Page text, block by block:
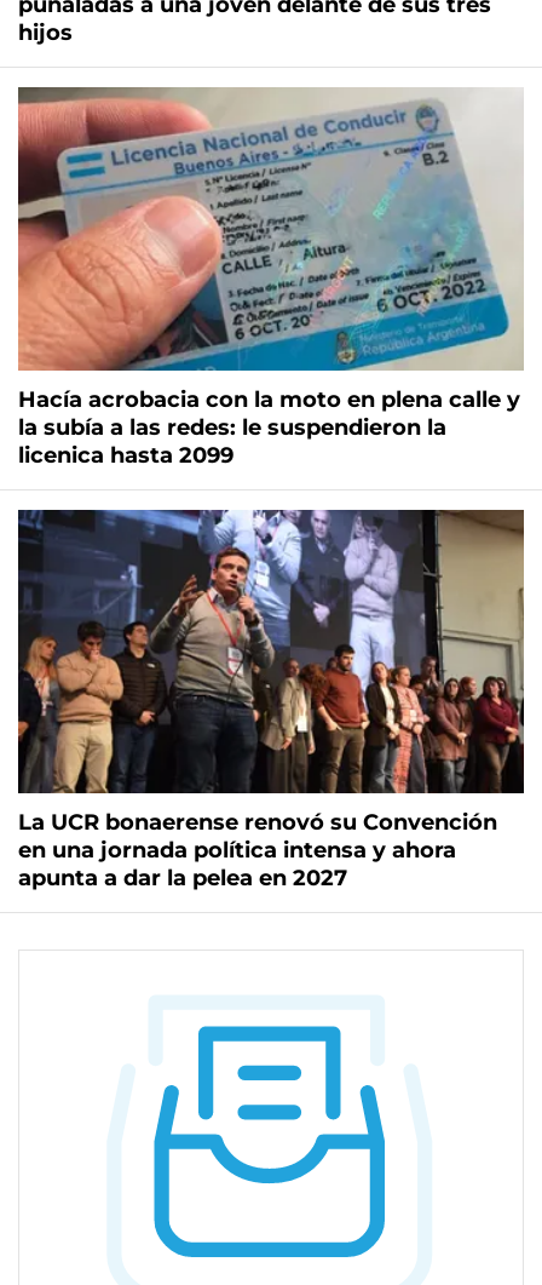
hijos
Hacía acrobacia con la moto en plena calle y
la subía a las redes: le suspendieron la
licenica hasta 2099
La UCR bonaerense renovó su Convención
en una jornada política intensa y ahora
apunta a dar la pelea en 2027